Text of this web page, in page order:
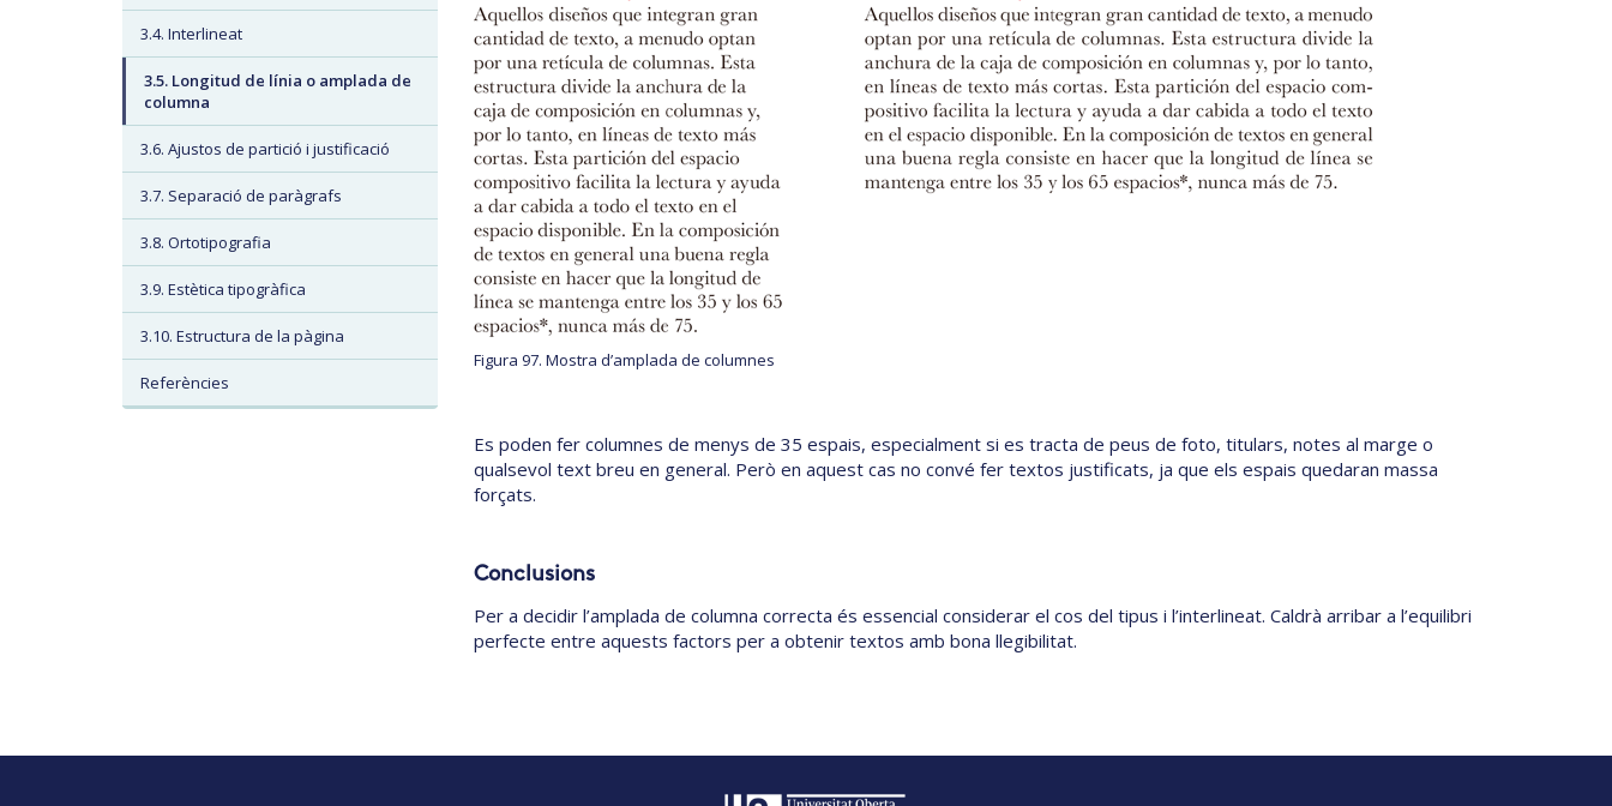
3.4. Interlineat
3.5. Longitud de línia o amplada de
columna
3.6. Ajustos de partició i justificació
3.7. Separació de paràgrafs
3.8. Ortotipografia
3.9. Estètica tipogràfica
3.10. Estructura de la pàgina
Referències
Figura 97. Mostra d’amplada de columnes
Es poden fer columnes de menys de 35 espais, especialment si es tracta de peus de foto, titulars, notes al marge o
qualsevol text breu en general. Però en aquest cas no convé fer textos justificats, ja que els espais quedaran massa
forçats.
Conclusions
Per a decidir l’amplada de columna correcta és essencial considerar el cos del tipus i l’interlineat. Caldrà arribar a l’equilibri
perfecte entre aquests factors per a obtenir textos amb bona llegibilitat.